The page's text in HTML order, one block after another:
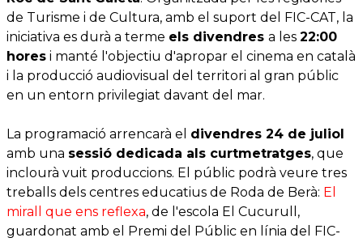
de Turisme i de Cultura, amb el suport del FIC-CAT, la
iniciativa es durà a terme els divendres a les 22:00
hores i manté l'objectiu d'apropar el cinema en català
i la producció audiovisual del territori al gran públic
en un entorn privilegiat davant del mar.
La programació arrencarà el divendres 24 de juliol
amb una sessió dedicada als curtmetratges, que
inclourà vuit produccions. El públic podrà veure tres
treballs dels centres educatius de Roda de Berà: El
mirall que ens reflexa, de l'escola El Cucurull,
guardonat amb el Premi del Públic en línia del FIC-